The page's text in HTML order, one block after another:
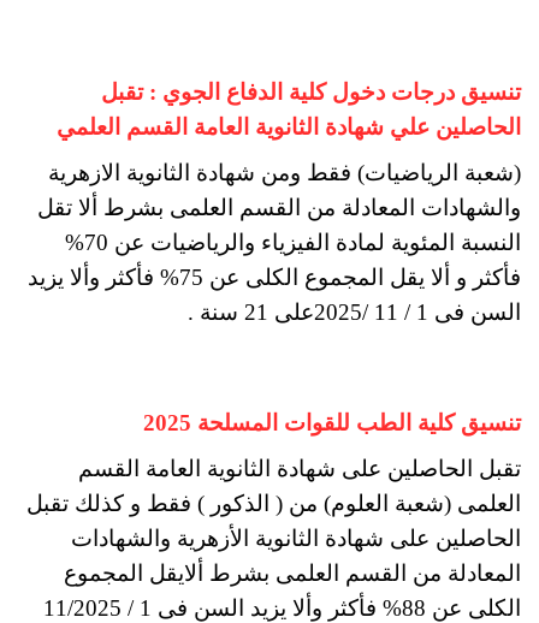
تنسيق درجات دخول كلية الدفاع الجوي : تقبل
الحاصلين علي شهادة الثانوية العامة القسم العلمي
(شعبة الرياضيات) فقط ومن شهادة الثانوية الازهرية
والشهادات المعادلة من القسم العلمى بشرط ألا تقل
النسبة المئوية لمادة الفيزياء والرياضيات عن 70%
فأكثر و ألا يقل المجموع الكلى عن 75% فأكثر وألا يزيد
السن فى 1 / 11 /2025على 21 سنة .
تنسيق كلية الطب للقوات المسلحة 2025
تقبل الحاصلين على شهادة الثانوية العامة القسم
العلمى (شعبة العلوم) من ( الذكور ) فقط و كذلك تقبل
الحاصلين على شهادة الثانوية الأزهرية والشهادات
المعادلة من القسم العلمى بشرط ألايقل المجموع
الكلى عن 88% فأكثر وألا يزيد السن فى 1 / 11/2025